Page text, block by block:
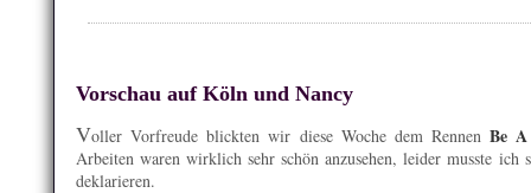
Vorschau auf Köln und Nancy
Voller Vorfreude blickten wir diese Woche dem RennenBe A
Arbeiten waren wirklich sehr schön anzusehen, leider musste
deklarieren.